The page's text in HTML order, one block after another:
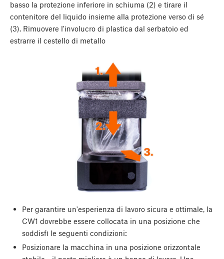
basso la protezione inferiore in schiuma (2) e tirare il
contenitore del liquido insieme alla protezione verso di sé
(3). Rimuovere l'involucro di plastica dal serbatoio ed
estrarre il cestello di metallo
Per garantire un'esperienza di lavoro sicura e ottimale, la
CW1 dovrebbe essere collocata in una posizione che
soddisfi le seguenti condizioni:
Posizionare la macchina in una posizione orizzontale